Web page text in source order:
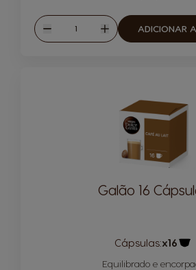
Reduzir
Quantidade
Aumentar
ADICIONAR
Galão 16
Cápsulas:x16
Equilibrado e